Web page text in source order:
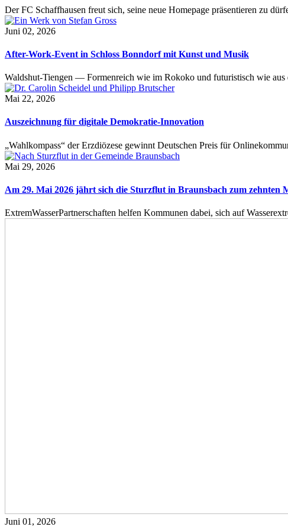
Der FC Schaffhausen freut sich, seine neue Homepage präsentieren zu
Juni 02, 2026
After-Work-Event in Schloss Bonndorf mit Kunst und Musik
Waldshut-Tiengen — Formenreich wie im Rokoko und futuristisch wie
Mai 22, 2026
Auszeichnung für digitale Demokratie-Innovation
„Wahlkompass“ der Erzdiözese gewinnt Deutschen Preis für
Mai 29, 2026
Am 29. Mai 2026 jährt sich die Sturzflut in Braunsbach zum zehnten
ExtremWasserPartnerschaften helfen Kommunen dabei, sich auf
Juni 01, 2026